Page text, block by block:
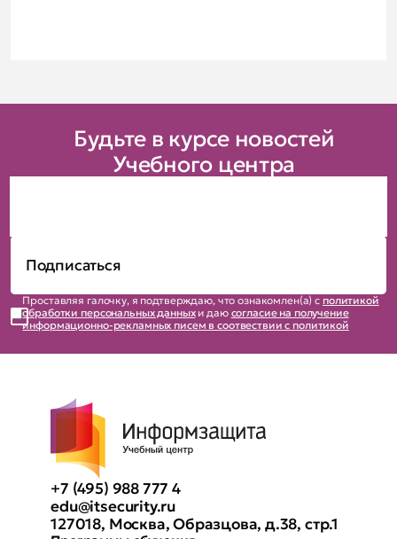
Будьте в курсе новостей
Учебного центра
Проставляя галочку, я подтверждаю, что ознакомлен(а) с политикой
обработки персональных данныхи даю согласие на получение
информационно-рекламных писем в соотвествии с политикой
+7 (495) 988 777 4
edu@itsecurity.ru
127018, Москва, Образцова, д.38, стр.1